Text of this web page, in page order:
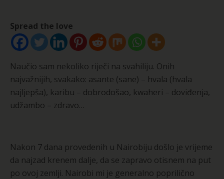
Spread the love
Naučio sam nekoliko riječi na svahiliju. Onih
najvažnijih, svakako: asante (sane) – hvala (hvala
najljepša), karibu – dobrodošao, kwaheri – doviđenja,
udžambo – zdravo…
Nakon 7 dana provedenih u Nairobiju došlo je vrijeme
da najzad krenem dalje, da se zapravo otisnem na put
po ovoj zemlji. Nairobi mi je generalno poprilično